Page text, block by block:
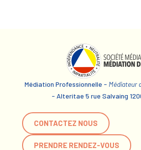
Médiation Professionnelle - Médiateur
- Alteritae 5 rue Salvaing
CONTACTEZ NOUS
PRENDRE RENDEZ-VOUS